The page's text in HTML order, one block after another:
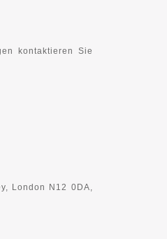
kontaktieren Sie
London N12 0DA,